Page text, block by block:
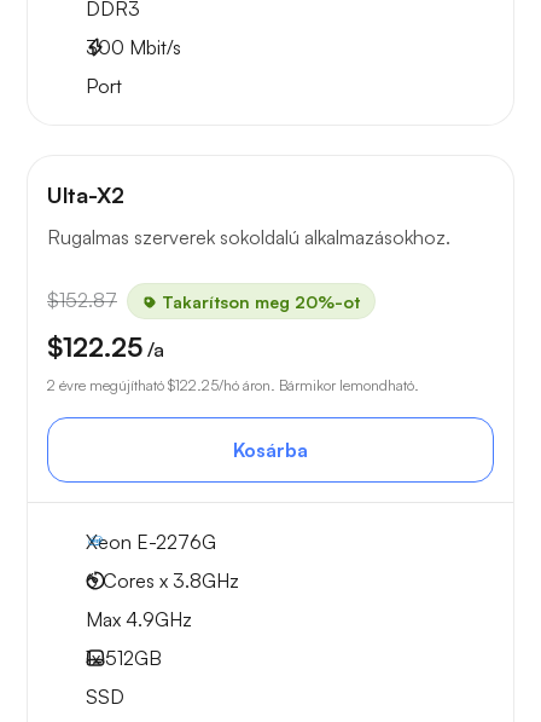
DDR3
300 Mbit/s
Port
Ulta-X2
Rugalmas szerverek sokoldalú alkalmazásokhoz.
$152.87 Takarítson meg 20%-ot
$122.25 /a
2 évre megújítható $122.25/hó áron. Bármikor lemondható.
Kosárba
Xeon E-2276G
6 Cores x 3.8GHz
Max 4.9GHz
1x512GB
SSD